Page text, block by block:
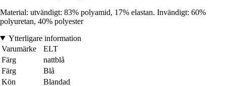
Material: utvändigt: 83% polyamid, 17% elastan. Invändigt: 60%
polyuretan, 40% polyester
Ytterligare information
Varumärke
ELT
Färg
nattblå
Färg
Blå
Kön
Blandad